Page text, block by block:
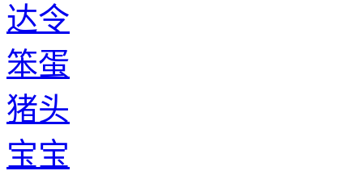
达令
笨蛋
猪头
宝宝